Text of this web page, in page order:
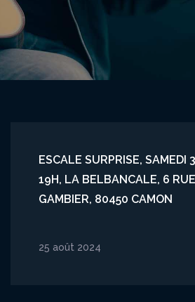
ESCALE SURPRISE, SAMEDI
19H, LA BELBANCALE, 6
GAMBIER, 80450 CAMON
25 août 2024